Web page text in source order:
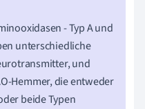
- Typ A und
unterschiedliche
und
Hemmer, die entweder
beide Typen